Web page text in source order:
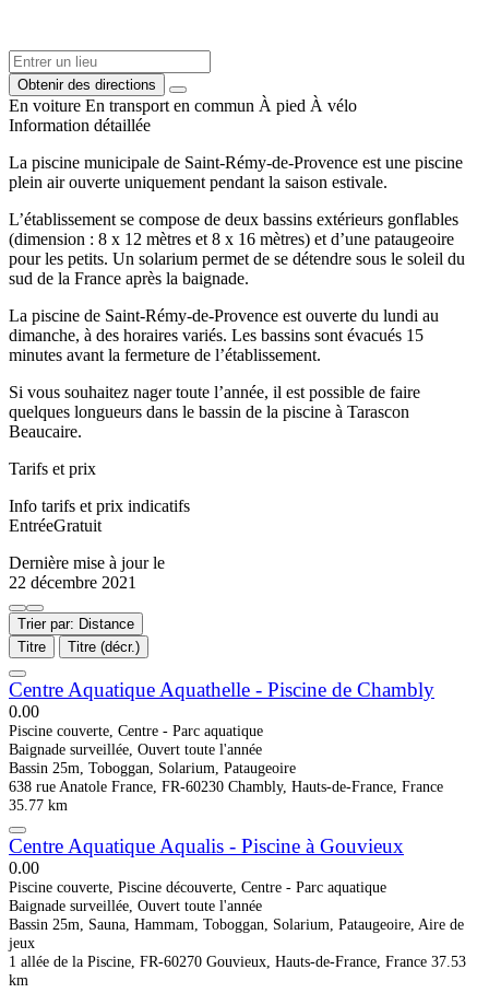
Obtenir des directions
En voiture En transport en commun À pied À vélo
Information détaillée
La piscine municipale de Saint-Rémy-de-Provence est une piscine
plein air ouverte uniquement pendant la saison estivale.
L’établissement se compose de deux bassins extérieurs gonflables
(dimension : 8 x 12 mètres et 8 x 16 mètres) et d’une pataugeoire
pour les petits. Un solarium permet de se détendre sous le soleil du
sud de la France après la baignade.
La piscine de Saint-Rémy-de-Provence est ouverte du lundi au
dimanche, à des horaires variés. Les bassins sont évacués 15
minutes avant la fermeture de l’établissement.
Si vous souhaitez nager toute l’année, il est possible de faire
quelques longueurs dans le bassin de la piscine à Tarascon
Beaucaire.
Tarifs et prix
Info tarifs et prix indicatifs
EntréeGratuit
Dernière mise à jour le
22 décembre 2021
Trier par: Distance
Titre
Titre (décr.)
Centre Aquatique Aquathelle - Piscine de Chambly
0.00
Piscine couverte, Centre - Parc aquatique
Baignade surveillée, Ouvert toute l'année
Bassin 25m, Toboggan, Solarium, Pataugeoire
638 rue Anatole France, FR-60230 Chambly, Hauts-de-France, France
35.77 km
Centre Aquatique Aqualis - Piscine à Gouvieux
0.00
Piscine couverte, Piscine découverte, Centre - Parc aquatique
Baignade surveillée, Ouvert toute l'année
Bassin 25m, Sauna, Hammam, Toboggan, Solarium, Pataugeoire, Aire de
jeux
1 allée de la Piscine, FR-60270 Gouvieux, Hauts-de-France, France 37.53
km